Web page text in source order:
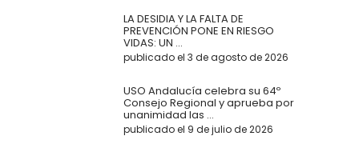
LA DESIDIA Y LA FALTA DE
PREVENCIÓN PONE EN RIESGO
VIDAS: UN ...
publicado el 3 de agosto de 2026
USO Andalucía celebra su 64º
Consejo Regional y aprueba por
unanimidad las ...
publicado el 9 de julio de 2026